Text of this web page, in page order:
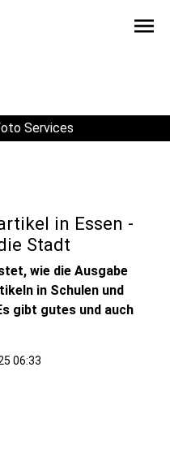
menu
Services
in Essen -
Stadt
wie die Ausgabe
in Schulen und
gibt gutes und auch
06:33